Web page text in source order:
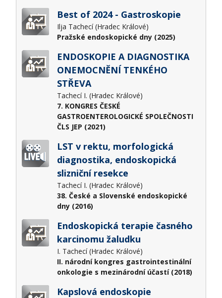
Best of 2024 - Gastroskopie
Ilja Tachecí (Hradec Králové)
Pražské endoskopické dny (2025)
ENDOSKOPIE A DIAGNOSTIKA
ONEMOCNĚNÍ TENKÉHO
STŘEVA
Tachecí I. (Hradec Králové)
7. KONGRES ČESKÉ
GASTROENTEROLOGICKÉ SPOLEČNOSTI
ČLS JEP (2021)
LST v rektu, morfologická
diagnostika, endoskopická
slizniční resekce
Tachecí I. (Hradec Králové)
38. České a Slovenské endoskopické
dny (2016)
Endoskopická terapie časného
karcinomu žaludku
I. Tachecí (Hradec Králové)
II. národní kongres gastrointestinální
onkologie s mezinárodní účastí (2018)
Kapslová endoskopie